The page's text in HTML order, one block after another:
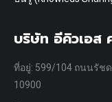
บริษัท อีคิวเอส
ที่อยู่: 599/104 ถนนรัช
10900